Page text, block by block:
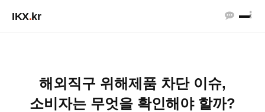
IKX.kr
해외직구 위해제품 차단 이슈,
소비자는 무엇을 확인해야 할까?